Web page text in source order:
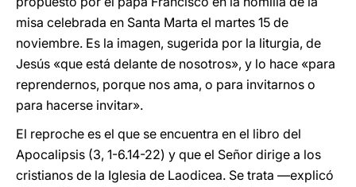
misa celebrada en Santa Marta el martes 15 de
noviembre. Es la imagen, sugerida por la liturgia, de
Jesús «que está delante de nosotros», y lo hace «para
reprendernos, porque nos ama, o para invitarnos o
para hacerse invitar».
El reproche es el que se encuentra en el libro del
Apocalipsis (3, 1-6.14-22) y que el Señor dirige a los
cristianos de la Iglesia de Laodicea. Se trata —explicó